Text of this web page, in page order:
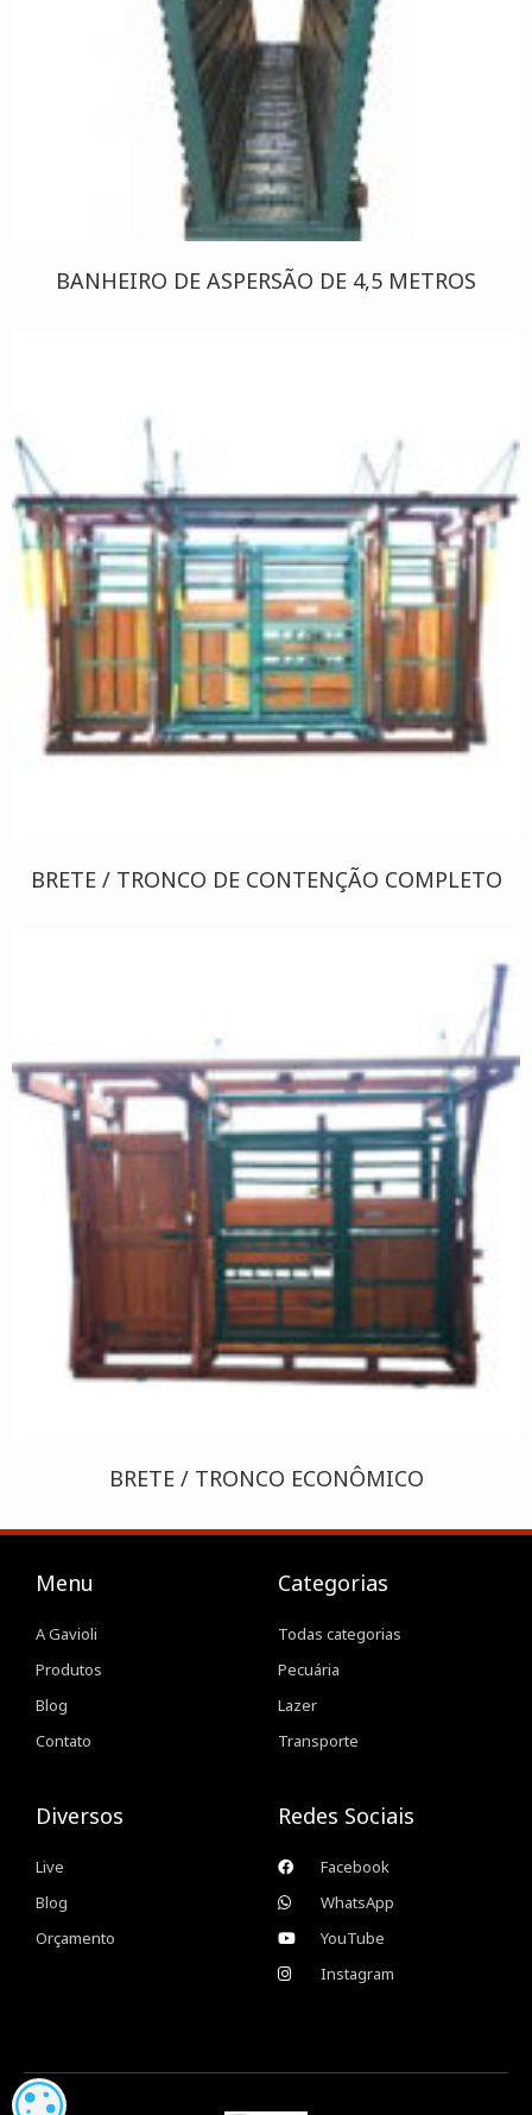
BANHEIRO DE ASPERSÃO DE 4,5 METROS
BRETE / TRONCO DE CONTENÇÃO COMPLETO
BRETE / TRONCO ECONÔMICO
Menu
A Gavioli
Produtos
Blog
Contato
Categorias
Todas categorias
Pecuária
Lazer
Transporte
Diversos
Live
Blog
Orçamento
Redes Sociais
Facebook
WhatsApp
YouTube
Instagram
CONFIGURAÇÃO DE COOKIES